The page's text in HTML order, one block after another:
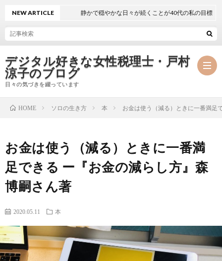
デジタル好きな女性税理士・戸村
涼子のブログ
日々の気づきを綴っています
フ
ー
ル
務
HP
メ
マ
ガ
筆
セ
ミ
NEW ARTICLE 静かで穏やかな日々が続くことが40代の私の目標
HOME ソロの生き方 本 お金は使う（減る）ときに一番満足
お金は使う（減る）ときに一番満
足できる ー『お金の減らし方』森
博嗣さん著
2020.05.11 本